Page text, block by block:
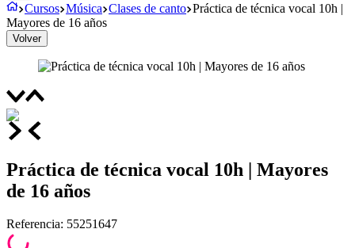
Cursos Música Clases de canto Práctica de técnica vocal 10h |
Mayores de 16 años
Volver
Práctica de técnica vocal 10h | Mayores
de 16 años
Referencia: 55251647